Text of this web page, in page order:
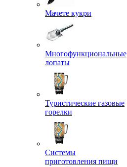
Мачете кукри
Многофункциональные
лопаты
Туристические газовые
горелки
Системы
приготовления пищи